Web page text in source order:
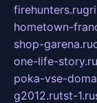
firehunters.ru
hometown-
shop-garena.ru
one-life-story.ru
poka-vse-
g2012.rutst-1.ru